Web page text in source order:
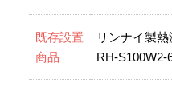
既存設置
商品
リンナイ製熱
RH-S100W2-